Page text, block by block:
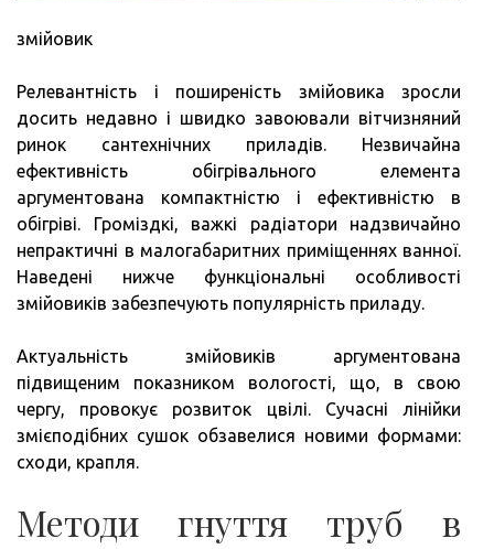
змійовик
Релевантність і поширеність змійовика зросли
досить недавно і швидко завоювали вітчизняний
ринок сантехнічних приладів. Незвичайна
ефективність обігрівального елемента
аргументована компактністю і ефективністю в
обігріві. Громіздкі, важкі радіатори надзвичайно
непрактичні в малогабаритних приміщеннях ванної.
Наведені нижче функціональні особливості
змійовиків забезпечують популярність приладу.
Актуальність змійовиків аргументована
підвищеним показником вологості, що, в свою
чергу, провокує розвиток цвілі. Сучасні лінійки
змієподібних сушок обзавелися новими формами:
сходи, крапля.
Методи гнуття труб в